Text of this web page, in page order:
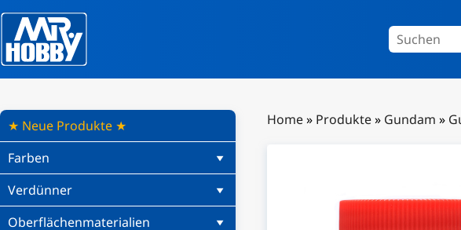
★ Neue Produkte ★
Farben
Verdünner
Oberflächenmaterialien
Home» Produkte» Gundam »